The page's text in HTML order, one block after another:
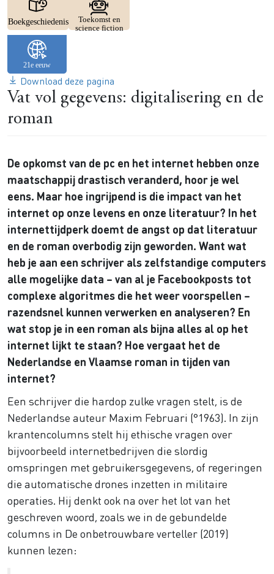
Boekgeschiedenis
Toekomst en
science fiction
Download deze pagina
Vat vol gegevens: digitalisering en de
roman
De opkomst van de pc en het internet hebben onze
maatschappij drastisch veranderd, hoor je wel
eens. Maar hoe ingrijpend is die impact van het
internet op onze levens en onze literatuur? In het
internettijdperk doemt de angst op dat literatuur
en de roman overbodig zijn geworden. Want wat
heb je aan een schrijver als zelfstandige computers
alle mogelijke data – van al je Facebookposts tot
complexe algoritmes die het weer voorspellen –
razendsnel kunnen verwerken en analyseren? En
wat stop je in een roman als bijna alles al op het
internet lijkt te staan? Hoe vergaat het de
Nederlandse en Vlaamse roman in tijden van
internet?
Een schrijver die hardop zulke vragen stelt, is de
Nederlandse auteur Maxim Februari (°1963). In zijn
krantencolumns stelt hij ethische vragen over
bijvoorbeeld internetbedrijven die slordig
omspringen met gebruikersgegevens, of regeringen
die automatische drones inzetten in militaire
operaties. Hij denkt ook na over het lot van het
geschreven woord, zoals we in de gebundelde
columns in De onbetrouwbare verteller (2019)
kunnen lezen: